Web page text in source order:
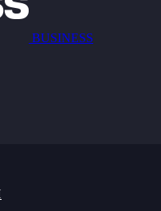
BUSINESS